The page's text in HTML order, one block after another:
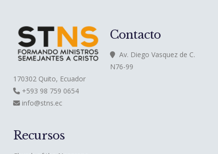
Contacto
Av. Diego Vasquez de C.
N76-99
170302 Quito, Ecuador
+593 98 759 0654
info@stns.ec
Recursos